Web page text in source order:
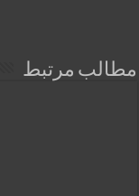
مطالب مرتبط